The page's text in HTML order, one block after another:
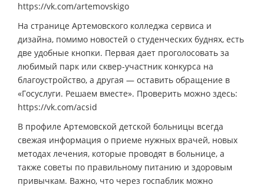
https://vk.com/artemovskigo
На странице Артемовского колледжа сервиса и
дизайна, помимо новостей о студенческих буднях, есть
две удобные кнопки. Первая дает проголосовать за
любимый парк или сквер-участник конкурса на
благоустройство, а другая — оставить обращение в
«Госуслуги. Решаем вместе». Проверить можно здесь:
https://vk.com/acsid
В профиле Артемовской детской больницы всегда
свежая информация о приеме нужных врачей, новых
методах лечения, которые проводят в больнице, а
также советы по правильному питанию и здоровым
привычкам. Важно, что через госпаблик можно